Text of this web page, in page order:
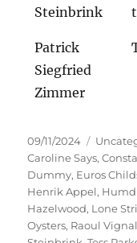
Steinbrink
Patrick
Siegfried
Zimmer
Veröffentlicht
am
09/11/2024
Caroline Says,
Dummy, Euros
Henrik Appel,
Hazelwood, Lone
Oysters, Raoul Vignal